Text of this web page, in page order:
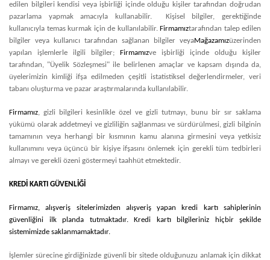
edilen bilgileri kendisi veya işbirliği içinde olduğu kişiler tarafından doğrudan
pazarlama yapmak amacıyla kullanabilir. Kişisel bilgiler, gerektiğinde
kullanıcıyla temas kurmak için de kullanılabilir. Firmamıztarafından talep edilen
bilgiler veya kullanıcı tarafından sağlanan bilgiler veyaMağazamızüzerinden
yapılan işlemlerle ilgili bilgiler; Firmamızve işbirliği içinde olduğu kişiler
tarafından, "Üyelik Sözleşmesi" ile belirlenen amaçlar ve kapsam dışında da,
üyelerimizin kimliği ifşa edilmeden çeşitli istatistiksel değerlendirmeler, veri
tabanı oluşturma ve pazar araştırmalarında kullanılabilir.
Firmamız, gizli bilgileri kesinlikle özel ve gizli tutmayı, bunu bir sır saklama
yükümü olarak addetmeyi ve gizliliğin sağlanması ve sürdürülmesi, gizli bilginin
tamamının veya herhangi bir kısmının kamu alanına girmesini veya yetkisiz
kullanımını veya üçüncü bir kişiye ifşasını önlemek için gerekli tüm tedbirleri
almayı ve gerekli özeni göstermeyi taahhüt etmektedir.
KREDİ KARTI GÜVENLİĞİ
Firmamız, alışveriş sitelerimizden alışveriş yapan kredi kartı sahiplerinin
güvenliğini ilk planda tutmaktadır. Kredi kartı bilgileriniz hiçbir şekilde
sistemimizde saklanmamaktadır.
İşlemler sürecine girdiğinizde güvenli bir sitede olduğunuzu anlamak için dikkat